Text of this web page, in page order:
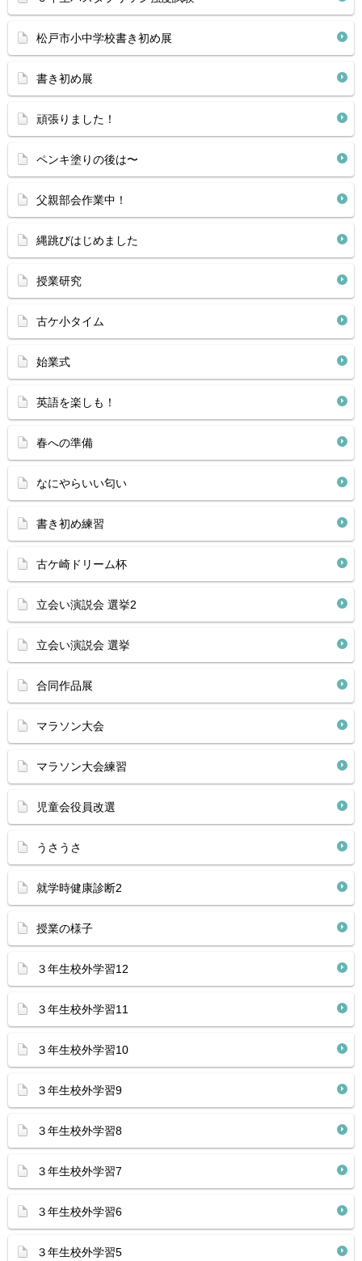
松戸市小中学校書き初め展
書き初め展
頑張りました！
ペンキ塗りの後は〜
父親部会作業中！
縄跳びはじめました
授業研究
古ケ小タイム
始業式
英語を楽しも！
春への準備
なにやらいい匂い
書き初め練習
古ケ崎ドリーム杯
立会い演説会 選挙2
立会い演説会 選挙
合同作品展
マラソン大会
マラソン大会練習
児童会役員改選
うさうさ
就学時健康診断2
授業の様子
３年生校外学習12
３年生校外学習11
３年生校外学習10
３年生校外学習9
３年生校外学習8
３年生校外学習7
３年生校外学習6
３年生校外学習5